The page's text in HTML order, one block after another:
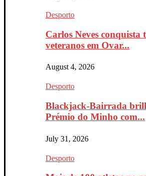
Desporto
Carlos Neves conquista
veteranos em Ovar...
August 4, 2026
Desporto
Blackjack-Bairrada
Prémio do Minho com...
July 31, 2026
Desporto